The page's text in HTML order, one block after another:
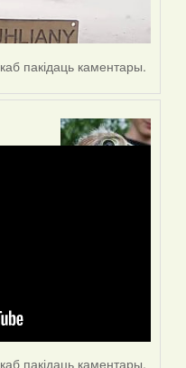
каб пакідаць каментары.
каб пакідаць каментары.